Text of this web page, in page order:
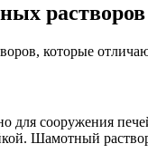
растворов
которые
для сооружения
Шамотный